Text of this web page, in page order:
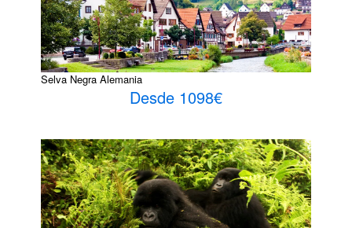
Selva Negra Alemania
Desde 1098€